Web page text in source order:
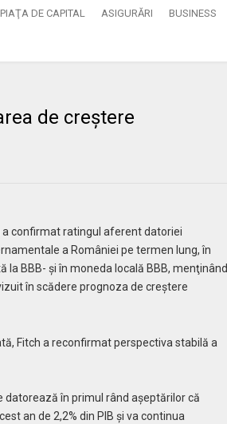
PIAŢA DE CAPITAL ASIGURĂRI BUSINESS
de creştere
a confirmat ratingul aferent datoriei
a României pe termen lung, în
la BBB- şi în moneda locală BBB, menţinând
în scădere prognoza de creştere
Fitch a reconfirmat perspectiva stabilă a
în primul rând aşeptărilor că
an de 2,2% din PIB şi va continua